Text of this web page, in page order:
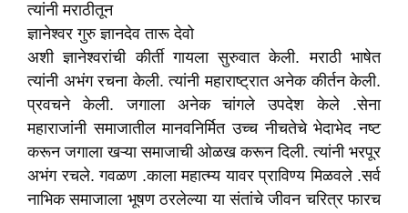
त्यांनी मराठीतून
ज्ञानेश्वर गुरु ज्ञानदेव तारू देवो
अशी ज्ञानेश्वरांची कीर्ती गायला सुरुवात केली. मराठी भाषेत
त्यांनी अभंग रचना केली. त्यांनी महाराष्ट्रात अनेक कीर्तन केली.
प्रवचने केली. जगाला अनेक चांगले उपदेश केले .सेना
महाराजांनी समाजातील मानवनिर्मित उच्च नीचतेचे भेदाभेद नष्ट
करून जगाला खऱ्या समाजाची ओळख करून दिली. त्यांनी भरपूर
अभंग रचले. गवळण .काला महात्म्य यावर प्राविण्य मिळवले .सर्व
नाभिक समाजाला भूषण ठरलेल्या या संतांचे जीवन चरित्र फारच